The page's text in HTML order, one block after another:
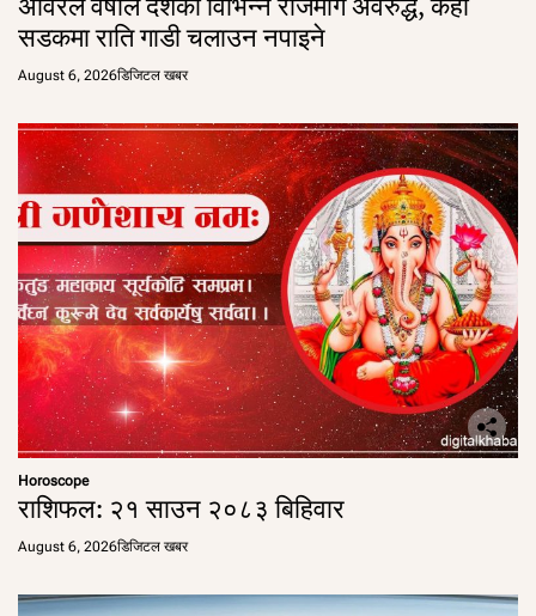
सडकमा राति गाडी चलाउन नपाइने
August 6, 2026डिजिटल खबर
Horoscope
राशिफल: २१ साउन २०८३ बिहिवार
August 6, 2026डिजिटल खबर